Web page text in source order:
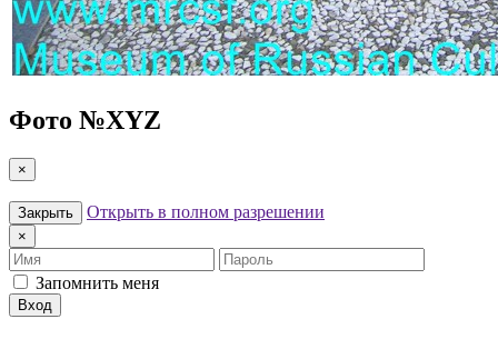
Фото №XYZ
×
Закрыть Открыть в полном разрешении
×
Имя
Пароль
Запомнить меня
Вход